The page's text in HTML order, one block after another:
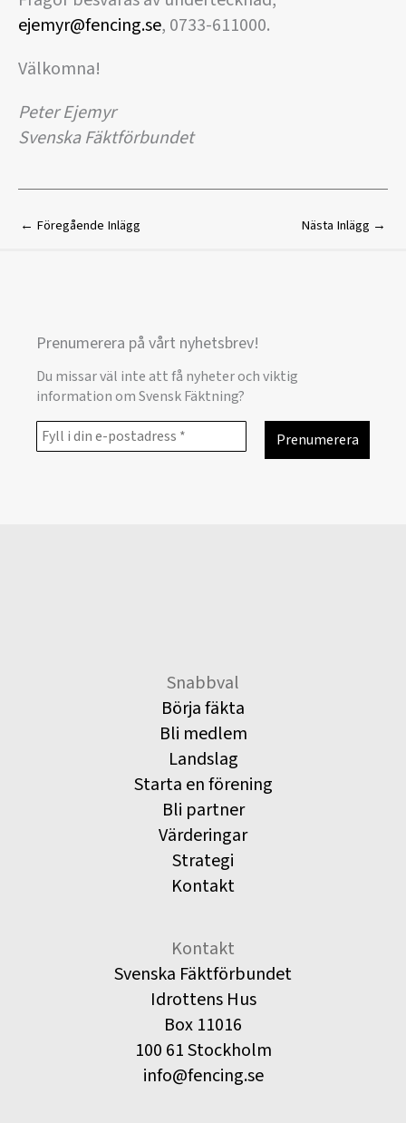
ejemyr@fencing.se, 0733-611000.
Välkomna!
Peter Ejemyr
Svenska Fäktförbundet
← Föregående Inlägg Nästa Inlägg →
Prenumerera på vårt nyhetsbrev!
Du missar väl inte att få nyheter och viktig
information om Svensk Fäktning?
Snabbval
Börja fäkta
Bli medlem
Landslag
Starta en förening
Bli partner
Värderingar
Strategi
Kontakt
Kontakt
Svenska Fäktförbundet
Idrottens Hus
Box 11016
100 61 Stockholm
info@fencing.se